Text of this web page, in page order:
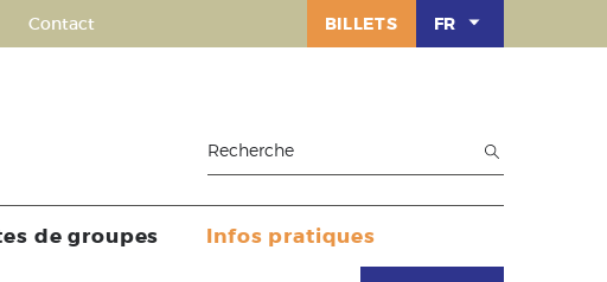
Contact FR
BILLETS
de groupes Infos pratiques